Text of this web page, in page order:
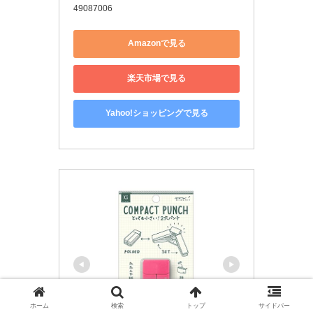
49087006
Amazonで見る
楽天市場で見る
Yahoo!ショッピングで見る
ホーム 検索 トップ サイドバー